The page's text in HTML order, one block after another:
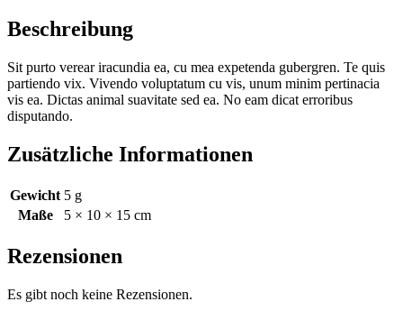
Beschreibung
Sit purto verear iracundia ea, cu mea expetenda gubergren. Te quis
partiendo vix. Vivendo voluptatum cu vis, unum minim pertinacia
vis ea. Dictas animal suavitate sed ea. No eam dicat erroribus
disputando.
Zusätzliche Informationen
Gewicht 5 g
Maße
5 × 10 × 15 cm
Rezensionen
Es gibt noch keine Rezensionen.